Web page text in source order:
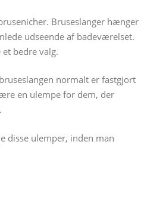
Bruseslanger hænger
udseende af badeværelset.
bedre valg.
normalt er fastgjort
en ulempe for dem, der
disse ulemper, inden man